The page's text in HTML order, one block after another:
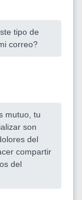
tipo de
correo?
mutuo, tu
son
del
compartir
del